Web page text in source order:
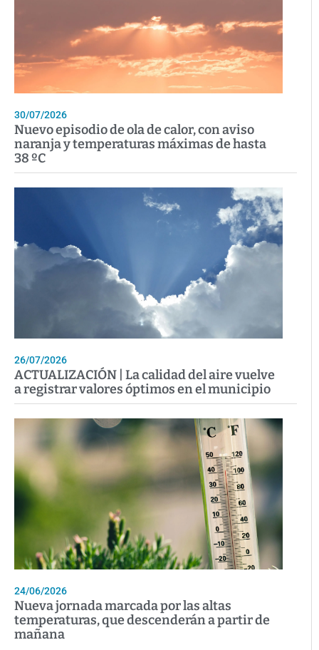
30/07/2026
Nuevo episodio de ola de calor, con aviso
naranja y temperaturas máximas de hasta
38 ºC
26/07/2026
ACTUALIZACIÓN | La calidad del aire vuelve
a registrar valores óptimos en el municipio
24/06/2026
Nueva jornada marcada por las altas
temperaturas, que descenderán a partir de
mañana